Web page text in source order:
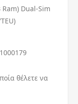
Ram) Dual-Sim
θέλετε να